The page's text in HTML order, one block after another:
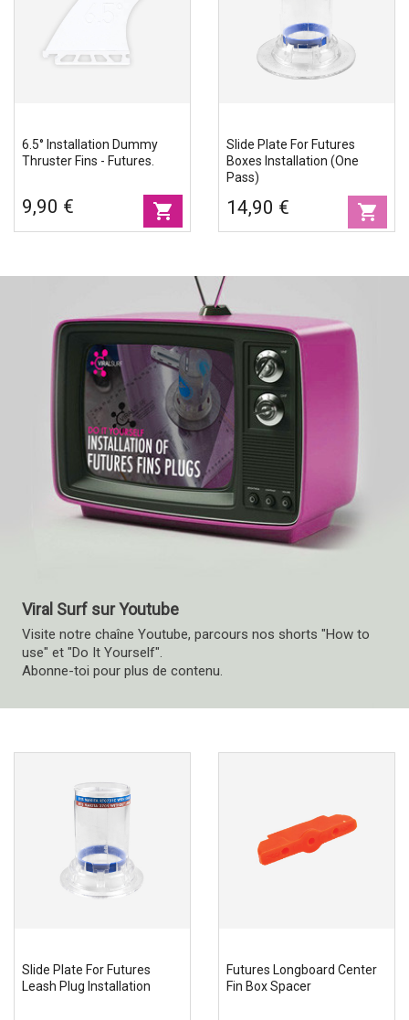
6.5° Installation Dummy
Thruster Fins - Futures.
9,90 € shopping_cart
Slide Plate For Futures
Boxes Installation (one
Pass)
14,90 € shopping_cart
Viral Surf sur Youtube
Visite notre chaîne Youtube, parcours nos shorts "How to
use" et "Do It Yourself".
Abonne-toi pour plus de contenu.
Slide Plate For Futures
Leash Plug Installation
Futures Longboard Center
Fin Box Spacer